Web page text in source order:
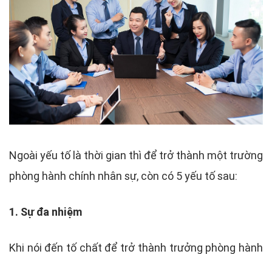
Ngoài yếu tố là thời gian thì để trở thành một trường
phòng hành chính nhân sự, còn có 5 yếu tố sau:
1. Sự đa nhiệm
Khi nói đến tố chất để trở thành trưởng phòng hành